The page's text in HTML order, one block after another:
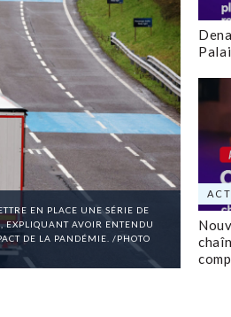
EN PLACE UNE SÉRIE DE
EXPLIQUANT AVOIR ENTENDU
DE LA PANDÉMIE. /PHOTO